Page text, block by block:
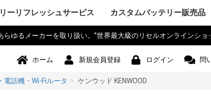
ーリフレッシュサービス
PC・サーバー・周辺機
ソニー SONY VAIO
パナソニック
Panasonic
東芝 TOSHIBA
アップル Apple Mac
ThinkPad
カシオ CASIO
ビクター Victor
NEC 日本電気
コンパック Compaq
シャープ SHARP
デル DELL
三菱 MITSUBISHI
hp ヒューレット・パ
ッカード
Gateway ゲートウェ
イ
日立 HITACHI
富士通 Fujitsu
サンヨー SANYO
ACER エイサー
アキア AKIA
AOPEN エーオープン
ASUS アサス
CLEVO セルボ
エプソン EPSON
飯山 iiyama
SAMSUNG サムソン
レノボ Lenovo
工人舎 KOHJINSHA
マウスコンピュータ
オンキヨー ソーテッ
ク
FRONTIER フロンティ
ア
マイクロソフト
Microsoft
その他 OTHER
トプコン TOPCON
ソキア SOKKIA
ニコン Nikon JEC
ペンタックス PENTAX
横河 YOKOGAWA
ライカ Leica
オリンパス OLYMPUS
トリンブル Trimble
Giodimeter
フジクラ Fujikura
タマヤ計測 TAMAYA
その他 OTHER
測定器・分析計
MICRONIX マイクロニ
クス
Leica ライカ
日立 HITACHI
マルチ計測器
FLUKE フルーク
テクトロニクス
Tektronix
A&D
hp ヒューレット・パ
ッカード
Z+F Zoller+Frohlich
横河電機 YOKOGAWA
JRC 日本無線
岩通
BOSCH ボッシュ
日置電機
キーエンス KEYENCE
テルモ
アンリツ Anritsu
オリンパス OLYMPUS
TESTO
三洋電機 SANYO
東芝 TOSHIBA
オムロン omron
コニカミノルタ
日通工 NEC
Nikon ニコン
Fujikura フジクラ
VeEX
KEYSIGHT
フィリップス Philips
その他 OTHER
マキタ makita
HiKOKI 日立工機
パナソニック電工
Panasonic
KYOCERA 京セラ
RYOBI リョービ
BOSCH ボッシュ
HILTI ヒルティー
泉精器 IZUMI マクセ
ル
東芝 TOSHIBA
MAX マックス
DEWALT デウォルト
DREMEL ドレメル
CACTUS カクタス
LOBTEX ロブテックス
EXEN エクセン
KTC
イクラ精機 IKURA
ダイア DAIA
BLACK&DECKER ブラ
ック&デッカー
Snapon スナップオン
インガソールランド
Ingersoll Rand
スバル SUBARU
EARTH MAN アースマ
ン
パオック PAOCK
Porter Cable
シンコー SHINKO
Milwaukee
STIHL スチール
Stryker ストライカー
ORBOT オーボット
REX レッキス
HALL
その他 OTHER
・検査機器・整備 古河電気工業
住友電工
三菱電機
HEINE ハイネ
MORITA モリタ製作所
マイクロテック
ENAX エナックス
FUJIFILM 富士フイル
ム
富士電機
沖電気工業
NEC
フジクラ Fujikura
パナソニック電工 松
下電工
山武 アズビル azbil
その他
スト自転車・eBIKE・車
ヤマハ YAMAHA
ブリジストン
Bridgestone
パナソニック
Panasonic
サンスター技研
SUNSTAR
ホンダ HONDA 本田
サンヨー SANYO
ミヤタ MIYATA
丸石サイクル
maruishi
AERO LIFE
スズキ SUZUKI
ホダカ Hodaka
シマノ SHIMANO
ヤンマー YANMAR
大河通商
カイホウジャパン
トランスモバイリー
TRANS MOBILLY
Airwheel
NISSIN
カワサキ Kawasaki
ジャイアント GIANT
その他 OTHER
ストロボ・ライト系・
顕微鏡
ソニー SONY
IDX アイ・ディー・エ
クス
パナソニック
Panasonic
COMET コメット
シャープ SHARP
ビクター Victor JVC
antonbauer アントン
バウアー
Kodak コダック
Nikon ニコン
キャノン CANON
ポラロイド Polaroid
Leica ライカ
PENTAX ペンタックス
FUJIFILM 富士フイル
ム
オリンパス OLYMPUS
コニカミノルタ
KONICA MINOLTA
SEA&SEA シーアンド
シー
フィッシュアイ
FISHEYE
NEITZ ナイツ
カール・ツァイス
KOWA 興和
KYOCERA 京セラ
SurgiTel サージテル
シグマ SIGMA
POLARION ポラリオ
ン
WelchAllyn
Keldan
東芝 TOSHIBA
Godox
RICOH リコー
その他 OTHER
SONY
・コントローラ
コミュニケーションロ
ボット
NAO ナオ
その他
オ・ビジュアル・モニ
アップル Apple
ソニー SONY
パイオニア
JBL
パナソニック
Panasonic
シャープ SHARP
カシオ CASIO
エプソン EPSON
京セラ KYOCERA
東芝 TOSHIBA
NEC
CREATIVE
KENWOOD ケンウッ
ド
ONKYO オンキョー
Technics テクニクス
BOSE
BenQ ベンキュー
TOA
ツインバード
TWINBIRD
LOGICOOL ロジクー
ル
TEAC TASCAM
audio-technica
Victor ビクター
DENON デノン
ROLAND ローランド
その他 OTHER
タブレット・PDA・そ
ドコモ DOCOMO
au
NEC
日立 HITACHI
hp ヒューレット・パ
ッカード
シャープ SHARP
富士通 Fujitsu
パナソニック
Panasonic
カシオ CASIO
東芝 TOSHIBA
SONY ソニー
Apple アップル
HUAWEI ファーウェイ
その他 OTHER
ー・スキャナー シチズン CITIZEN
ペンタックス PENTAX
エプソン EPSON
キャノン CANON
ブラザー工業 brother
hp ヒューレット・パ
ッカード
オリンパス OLYMPUS
パナソニック
Panasonic
東芝テック
SII セイコーインスツ
ル
リーダー電子
三栄電機
マックス MAX
カシオ CASIO
スター精密
日本プリメックス
その他 OTHER
ュール・ポータブルバ
パコ電子工業
NEP
INSPIRED ENERGY
Panasonic パナソニ
ック
アイ・オーデータ
エナックス ENAX
バッファロー・コクヨ
サンワサプライ
JTT
ニプロン Nipron
RRCパワーソリューシ
ョンズ
BMO JAPAN
その他 OTHER
電話機・Wi-Fiルータ アイコム Icom
三菱電機 MITSUBISHI
パナソニック
Panasonic
ケンウッド
KENWOOD
東芝 TOSHIBA
八重洲無線 YAESU
富士通 Fujitsu
MOTOROLA モトロー
ラ
VERTEX STANDARD
スタンダード
日立 HITACHI
NEC 日本電気
パイオニア
ビクター Victor
JRC 日本無線機
沖電気工業 OKI
アルインコ ALINCO
新潟通信機
JRC日本無線機
松下通信工業
岩崎通信機 IWATSU
シャープ SHARP
信和ユニテック
アンリツ Anritsu
サンヨー SANYO
トヨコム
信和通信
TONO
KDDI
NTT 日本電信電話
NTTドコモ
京セラ KYOCERA
その他 OTHER
・ラジコン・テレコ
コン
DJI
Futaba 双葉電子工業
TOKIMECINC 極東開
発
田宮模型
SANWA サンワ
エニー
東芝テリー (旧 東京電
子工業)
JR PROPO
大和機工
Panasonic パナソニ
ック 松下電工
日本クレーン
金陵電機 Kinryo
アンリツ Anritsu
長野工業
三菱
日立
QYSEA
その他 OTHER
ルモビリティ・電動カ
ESWING
SEGWAY セグウェイ
その他
ーターミナル・コード
キャノン CANON
デンソーDENSO
八重洲無線 YAESU
エプソン EPSON
NECインフロンティア
FURUNO
カシオ CASIO
シャープ SHARP
東芝テック
セイコー
DENSEI
symbol
パナソニック
Panasonic
Nitsuko 日通工
富士通 Fujitsu
キーエンス KEYENCE
Welcat
モトローラ
MOTOROLA
ウェルコムデザイン
その他 OTHER
動車バイク アクセサリ
SONY ソニー
Panasonic パナソニ
ック
ユピテル
BOSCH ボッシュ
COMTEC コムテック
Trywin トライウイン
GARMIN ガーミン
KAIHOU
SEIWA セイワ
CELLSTAR セルスタ
ー
Pioneer パイオニア
その他 OTHER
洗浄機・空調関連 シャープ SHARP
ダイソン Dyson
ブラックアンドデッカ
ー BLACK&DECKER
TWINBIRD ツインバー
ド
iRobot
パナソニック ナショ
ナル
ジョンソン
サンヨー SANYO
日立 HITACHI
東芝 TOSHIBA
Electrolux
株環境技研
BLACK & DECKER
ボッシュ BOSCH
GAIS ガイズ
ツカモトエイム 環境
技研
CCP
マキタ makita
raycop レイコップ
ケルヒャー KARCHER
アイリスオーヤマ
Anker アンカー
その他 OTHER
スフォン
パナソニック
Panasonic
MOTOROLA モトロー
ラ
日立 HITACHI
ナカヨ通信機
アイホン
タカコム
muTECH
NEC 日本電気
東芝 TOSHIBA
ソニー SONY
その他 OTHER
オケ・デンモク
灯・住設警報機器
パナソニック電工
Panasonic
東芝ライテック
古河電池
日立 HITACHI
三菱電機 MITSUBISHI
大光電機 DAIKO
オーデリック
岩崎電気
NEC 日本電気
三洋GSソフトエナジ
ー
新神戸電機
TOA
日本ビクター
GSユアサ
三洋電機 SANYO
日本電池
ジーエスメルコテック
ジーエスサフト
その他 OTHER
・施設設備
パナソニック
Panasonic
三洋・SANYO・サン
ヨー
三洋GSソフトエナジ
ー
GSサフト ジーエスサ
フト
GSメルコテック
セイコー SEIKO
LEXEL
LIXIL INAX
Nabtesco ナブテスコ
TOEX
TOSO
TWINBIRD ツインバー
ド
その他 OTHER
ップ電源・UPS(無停電
)
APC
オムロン
NTT
その他
・辞書・計算機・タイ
ダー
アマノ
CASIO カシオ
SII セイコーインスツ
ル
Canon キャノン
SHARP シャープ
KING JIM キングジム
Panasonic パナソニ
ック
その他 OTHER
容家電 TRIA トリア アイエピ
BRAUN ブラウン
PHILIPS フィリップス
WAHL ウォール
Capillus カピラス
andis
OSTAR
Panasonic パナソニ
ック 松下
SANYO 三洋電機
マクセル
FLAX
OMRON オムロン
TWINBIRD ツインバー
ド
日立
ヒロセ電機
ナリス
その他
芸・除雪機
・楽器・釣具・レジャ
SANYO FDK
カスタムバッテリー販売品
るメーカーを取り扱い。”世界最大級のリセルオンラインショ
ホーム 新規会員登録 ログイン 問
電話機・Wi-Fiルータ ケンウッド KENWOOD